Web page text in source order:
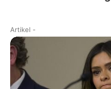
Artikel -